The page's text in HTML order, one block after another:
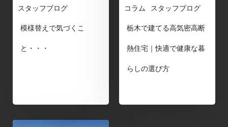
スタッフブログ
模様替えで気づくこ
と・・・
コラム スタッフブログ
栃木で建てる高気密高断
熱住宅｜快適で健康な暮
らしの選び方